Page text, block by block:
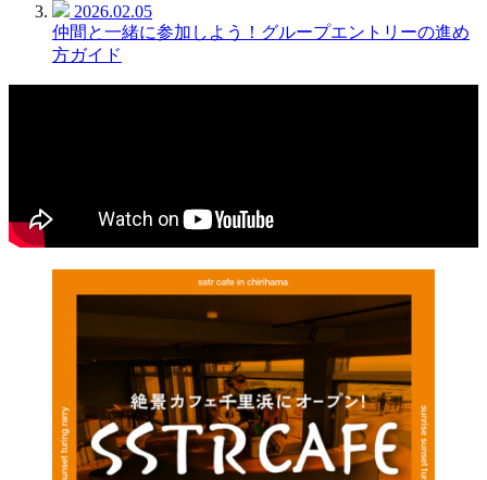
2026.02.05
仲間と一緒に参加しよう！グループエントリーの進め
方ガイド